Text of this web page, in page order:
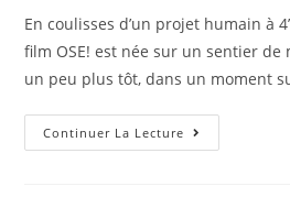
En coulisses d’un projet humain à
film OSE! est née sur un sentier
un peu plus tôt, dans un moment
Continuer La Lecture